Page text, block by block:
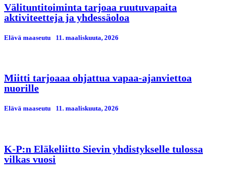
Välituntitoiminta tarjoaa ruutuvapaita
aktiviteetteja ja yhdessäoloa
Elävä maaseutu 11. maaliskuuta, 2026
Miitti tarjoaaa ohjattua vapaa-ajanviettoa
nuorille
Elävä maaseutu 11. maaliskuuta, 2026
K-P:n Eläkeliitto Sievin yhdistykselle tulossa
vilkas vuosi